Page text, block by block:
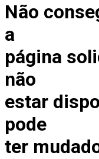
Não
a
página
não
estar
pode
ter